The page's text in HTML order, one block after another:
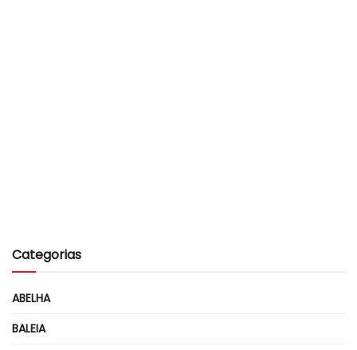
Categorias
ABELHA
BALEIA